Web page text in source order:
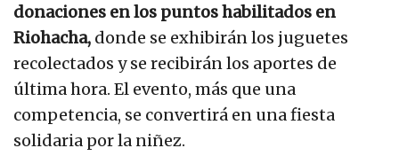
donaciones en los puntos habilitados en
Riohacha, donde se exhibirán los juguetes
recolectados y se recibirán los aportes de
última hora. El evento, más que una
competencia, se convertirá en una fiesta
solidaria por la niñez.